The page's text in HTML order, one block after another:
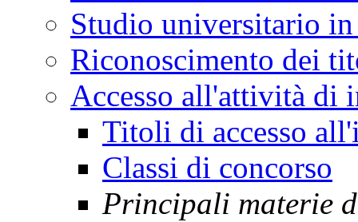
Studio universitario
Riconoscimento dei
Accesso all'attività di
Titoli di accesso
Classi di concorso
Principali materie